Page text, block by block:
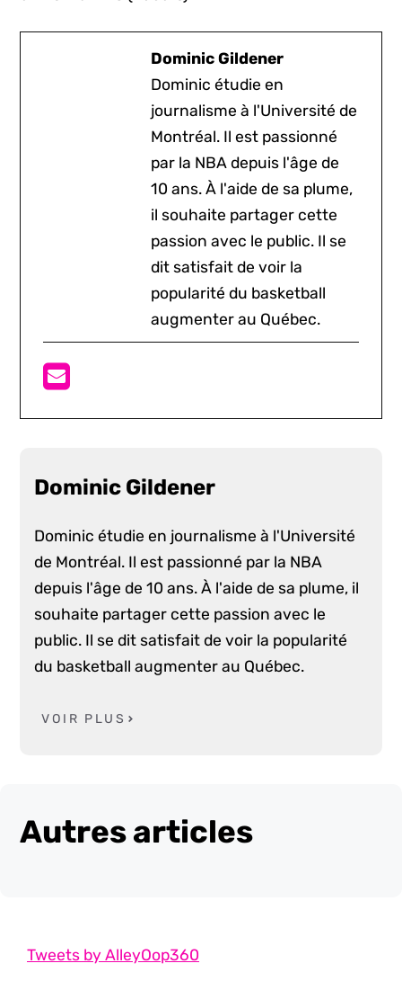
Dominic Gildener
Dominic étudie en
journalisme à l'Université de
Montréal. Il est passionné
par la NBA depuis l'âge de
10 ans. À l'aide de sa plume,
il souhaite partager cette
passion avec le public. Il se
dit satisfait de voir la
popularité du basketball
augmenter au Québec.
Dominic Gildener
Dominic étudie en journalisme à l'Université
de Montréal. Il est passionné par la NBA
depuis l'âge de 10 ans. À l'aide de sa plume, il
souhaite partager cette passion avec le
public. Il se dit satisfait de voir la popularité
du basketball augmenter au Québec.
VOIR PLUS
Autres articles
Tweets by AlleyOop360